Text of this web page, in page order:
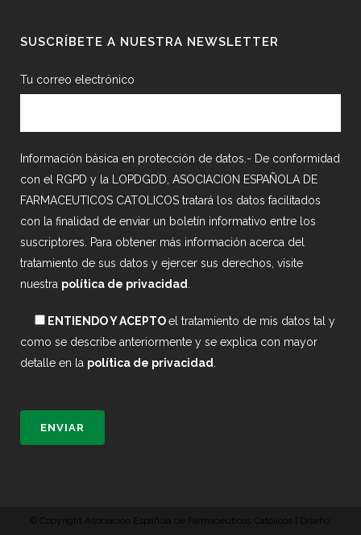
SUSCRÍBETE A NUESTRA NEWSLETTER
Tu correo electrónico
Información básica en protección de datos.- De conformidad
con el RGPD y la LOPDGDD, ASOCIACION ESPAÑOLA DE
FARMACEUTICOS CATOLICOS tratará los datos facilitados
con la finalidad de enviar un boletín informativo entre los
suscriptores. Para obtener más información acerca del
tratamiento de sus datos y ejercer sus derechos, visite
nuestra política de privacidad
ENTIENDO Y ACEPTOel tratamiento de mis datos tal y
como se describe anteriormente y se explica con mayor
detalle en la política de privacidad
© Copyright Asociación Española de Farmacéuticos Católicos | Diseño: